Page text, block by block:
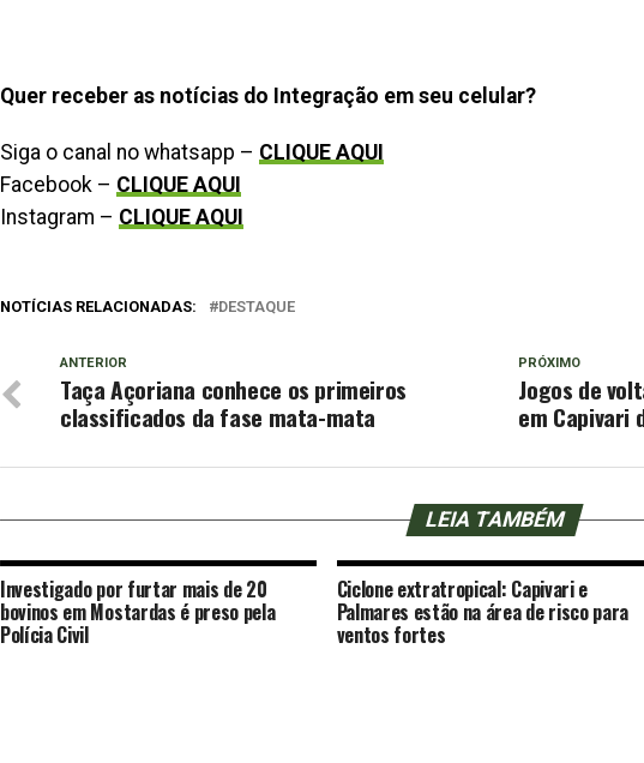
Quer receber as notícias do Integração em seu celular?
Siga o canal no whatsapp – CLIQUE AQUI
Facebook – CLIQUE AQUI
Instagram – CLIQUE AQUI
NOTÍCIAS RELACIONADAS: DESTAQUE
PRÓXIMO
Jogos de
em Capivari
ANTERIOR
Taça Açoriana conhece os primeiros
classificados da fase mata-mata
LEIA TAMBÉM
Investigado por furtar mais de 20
bovinos em Mostardas é preso pela
Polícia Civil
Ciclone extratropical: Capivari e
Palmares estão na área de risco para
ventos fortes